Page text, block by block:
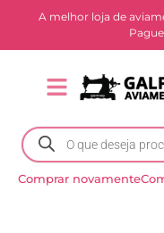
A melhor loja de
Comprar novamente